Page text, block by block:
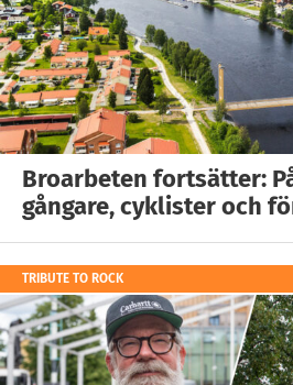
Broarbeten fortsätter:
gångare, cyklister och
TRIBUTE TO ROCK